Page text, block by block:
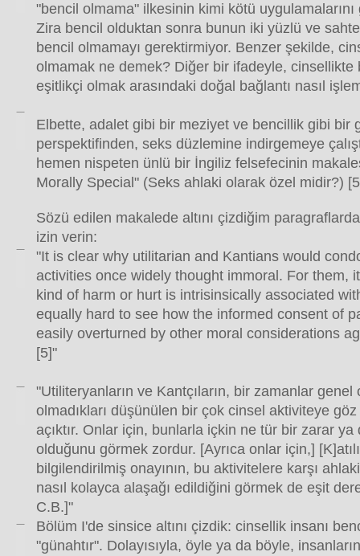
"bencil olmama" ilkesinin kimi kötü
Zira bencil olduktan sonra bunun iki yüzlü ve
bencil olmamayı gerektirmiyor. Benzer şekilde,
olmamak ne demek? Diğer bir ifadeyle, cinsellikte
eşitlikçi olmak arasındaki doğal bağlantı nasıl
Elbette, adalet gibi bir meziyet ve bencillik gibi bir
perspektifinden, seks düzlemine indirgemeye
hemen nispeten ünlü bir İngiliz felsefecinin
Morally Special" (Seks ahlaki olarak özel midir?)
Sözü edilen makalede altını çizdiğim
izin verin:
"It is clear why utilitarian and Kantians would
activities once widely thought immoral. For them,
kind of harm or hurt is intrisinsically associated
equally hard to see how the informed consent of
easily overturned by other moral considerations
[5]"
"Utiliteryanların ve Kantçıların, bir zamanlar genel
olmadıkları düşünülen bir çok cinsel aktiviteye göz
açıktır. Onlar için, bunlarla içkin ne tür bir zarar ya
olduğunu görmek zordur. [Ayrıca onlar için,]
bilgilendirilmiş onayının, bu aktivitelere karşı
nasıl kolayca alaşağı edildiğini görmek de eşit
C.B.]"
Bölüm I'de sinsice altını çizdik: cinsellik insanı
"günahtır". Dolayısıyla, öyle ya da böyle,